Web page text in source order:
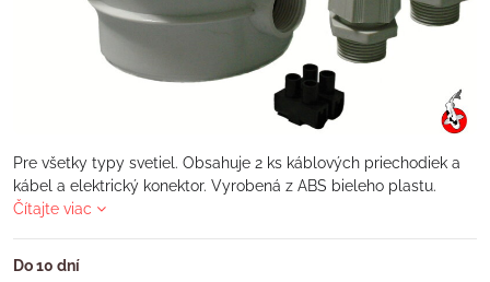
Pre všetky typy svetiel. Obsahuje 2 ks káblových priechodiek a
kábel a elektrický konektor. Vyrobená z ABS bieleho plastu.
Čítajte viac
Do 10 dní